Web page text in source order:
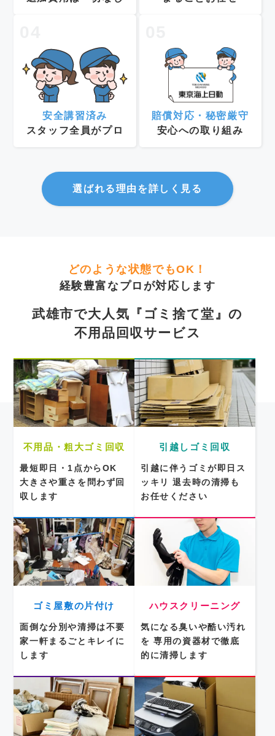
安全講習済み
スタッフ全員がプロ
賠償対応・秘密厳守
安心への取り組み
選ばれる理由を詳しく見る
どのような状態でもOK！
経験豊富なプロが対応します
武雄市で大人気『ゴミ捨て堂』の
不用品回収サービス
不用品・粗大ゴミ回収
最短即日・1点からOK
大きさや重さを問わず回
収します
引越しゴミ回収
引越に伴うゴミが即日ス
ッキリ
退去時の清掃も
お任せください
ゴミ屋敷の片付け
面倒な分別や清掃は不要
家一軒まるごとキレイに
します
ハウスクリーニング
気になる臭いや酷い汚れ
を 専用の資器材で徹底
的に清掃します